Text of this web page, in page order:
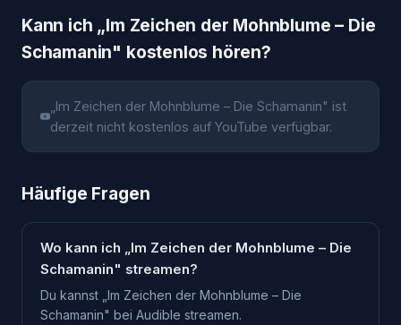
Kann ich „Im Zeichen der Mohnblume – Die
Schamanin" kostenlos hören?
Im Zeichen der Mohnblume – Die Schamanin" ist
derzeit nicht kostenlos auf YouTube verfügbar.
Häufige Fragen
Wo kann ich „Im Zeichen der Mohnblume – Die
Schamanin" streamen?
Du kannst „Im Zeichen der Mohnblume – Die
Schamanin" bei Audible streamen.